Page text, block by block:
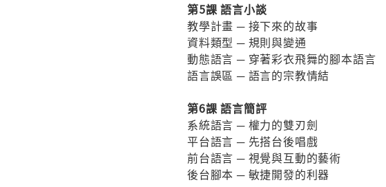
第5課 語言小談
教學計畫 ─ 接下來的故事
資料類型 ─ 規則與變通
動態語言 ─ 穿著彩衣飛舞的腳本語言
語言誤區 ─ 語言的宗教情結
第6課 語言簡評
系統語言 ─ 權力的雙刃劍
平台語言 ─ 先搭台後唱戲
前台語言 ─ 視覺與互動的藝術
後台腳本 ─ 敏捷開發的利器